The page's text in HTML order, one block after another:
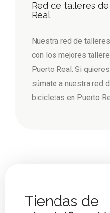
Red de talleres
Real
Nuestra red de
con los mejores
Puerto Real. Si
súmate a nuestra red
bicicletas en Puerto
Tiendas de